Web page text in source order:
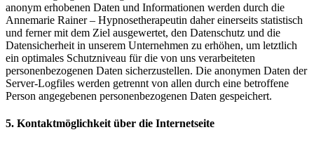
anonym erhobenen Daten und Informationen werden durch die
Annemarie Rainer – Hypnosetherapeutin daher einerseits statistisch
und ferner mit dem Ziel ausgewertet, den Datenschutz und die
Datensicherheit in unserem Unternehmen zu erhöhen, um letztlich
ein optimales Schutzniveau für die von uns verarbeiteten
personenbezogenen Daten sicherzustellen. Die anonymen Daten der
Server-Logfiles werden getrennt von allen durch eine betroffene
Person angegebenen personenbezogenen Daten gespeichert.
5. Kontaktmöglichkeit über die Internetseite